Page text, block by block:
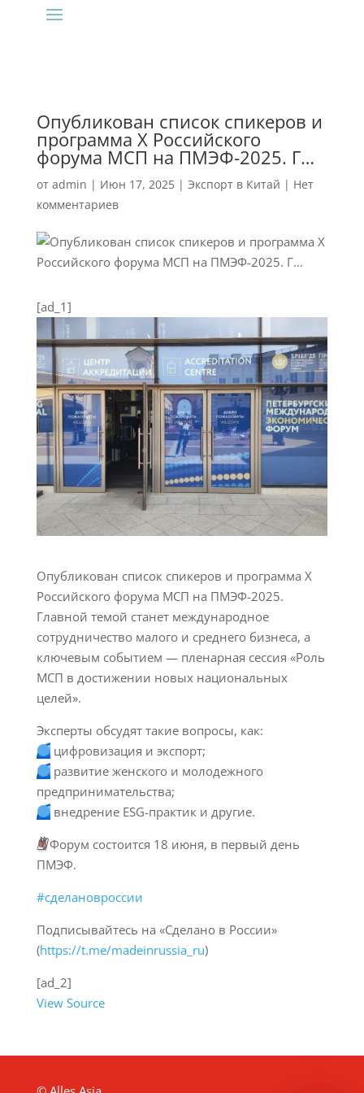
Опубликован список спикеров и
программа Х Российского
форума МСП на ПМЭФ-2025. Г…
от admin | Июн 17, 2025| Экспорт в Китай | Нет
комментариев
[ad_1]
Опубликован список спикеров и программа Х
Российского форума МСП на ПМЭФ-2025.
Главной темой станет международное
сотрудничество малого и среднего бизнеса, а
ключевым событием — пленарная сессия «Роль
МСП в достижении новых национальных
целей».
Эксперты обсудят такие вопросы, как:
цифровизация и экспорт;
развитие женского и молодежного
предпринимательства;
внедрение ESG-практик и другие.
🗓Форум состоится 18 июня, в первый день
ПМЭФ.
#сделановроссии
Подписывайтесь на «Сделано в России»
(https://t.me/madeinrussia_ru)
[ad_2]
View Source